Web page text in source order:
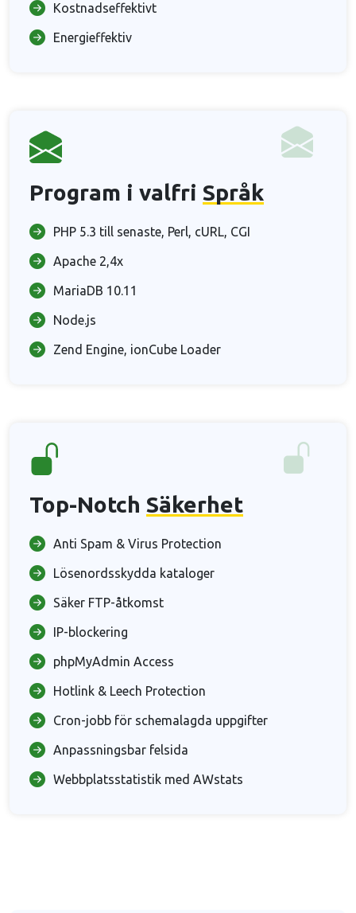
Kostnadseffektivt
Energieffektiv
Program i valfri Språk
PHP 5.3 till senaste, Perl, cURL, CGI
Apache 2,4x
MariaDB 10.11
Node.js
Zend Engine, ionCube Loader
Top-Notch Säkerhet
Anti Spam & Virus Protection
Lösenordsskydda kataloger
Säker FTP-åtkomst
IP-blockering
phpMyAdmin Access
Hotlink & Leech Protection
Cron-jobb för schemalagda uppgifter
Anpassningsbar felsida
Webbplatsstatistik med AWstats